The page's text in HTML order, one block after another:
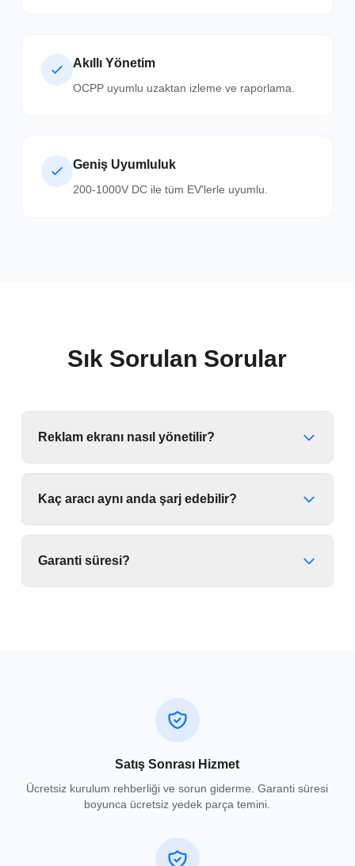
Akıllı Yönetim
OCPP uyumlu uzaktan izleme ve raporlama.
Geniş Uyumluluk
200-1000V DC ile tüm EV'lerle uyumlu.
Sık Sorulan Sorular
Reklam ekranı nasıl yönetilir?
Kaç aracı aynı anda şarj edebilir?
Garanti süresi?
Satış Sonrası Hizmet
Ücretsiz kurulum rehberliği ve sorun giderme. Garanti süresi
boyunca ücretsiz yedek parça temini.